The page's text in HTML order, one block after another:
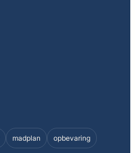
madplan opbevaring